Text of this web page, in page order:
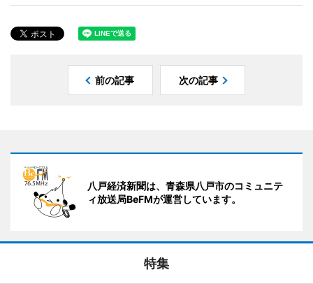
前の記事 次の記事
八戸経済新聞は、青森県八戸市のコミュニテ
ィ放送局BeFMが運営しています。
特集